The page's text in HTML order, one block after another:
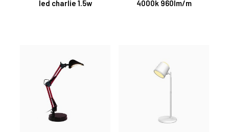
led charlie 1.5w 4000k 960lm/m